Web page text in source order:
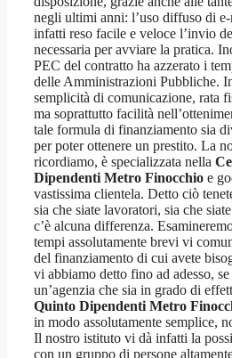
negli ultimi anni: l’uso diffuso di
infatti reso facile e veloce l’invio
necessaria per avviare la pratica.
PEC del contratto ha azzerato i
delle Amministrazioni Pubbliche.
semplicità di comunicazione, rata
ma soprattutto facilità
tale formula di finanziamento sia
per poter ottenere un prestito. La
ricordiamo, è specializzata nella
Dipendenti Metro Finocchio e
vastissima clientela. Detto ciò
sia che siate lavoratori, sia che
c’è alcuna differenza.
tempi assolutamente brevi vi
del finanziamento di cui avete
vi abbiamo detto fino ad adesso,
un’agenzia che sia in grado di
Quinto Dipendenti Metro
in modo assolutamente semplice,
Il nostro istituto vi dà infatti la
con un gruppo di persone